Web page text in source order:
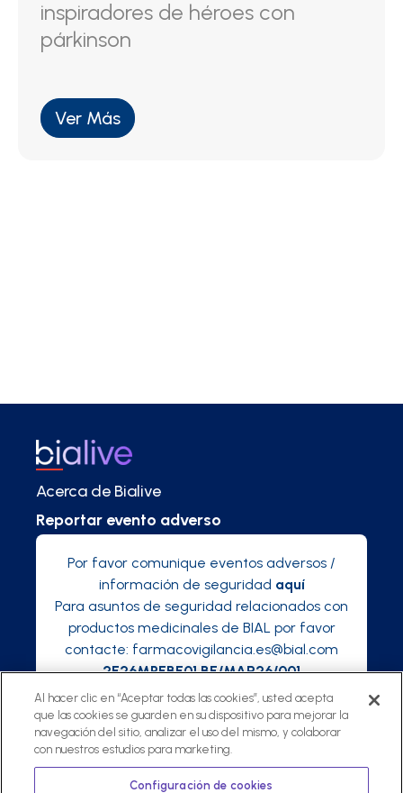
inspiradores de héroes con
párkinson
Ver Más
Acerca de Bialive
Reportar evento adverso
Por favor comunique eventos adversos /
información de seguridad aquí
Para asuntos de seguridad relacionados con
productos medicinales de BIAL por favor
contacte: farmacovigilancia.es@bial.com
2E26MPEBE01 BE/MAR26/001
© 2025 Bialive, una plataforma de Bial
Política de privacidad
Al hacer clic en “Aceptar todas las cookies”, usted acepta
que las cookies se guarden en su dispositivo para mejorar la
navegación del sitio, analizar el uso del mismo, y colaborar
con nuestros estudios para marketing.
Configuración de cookies